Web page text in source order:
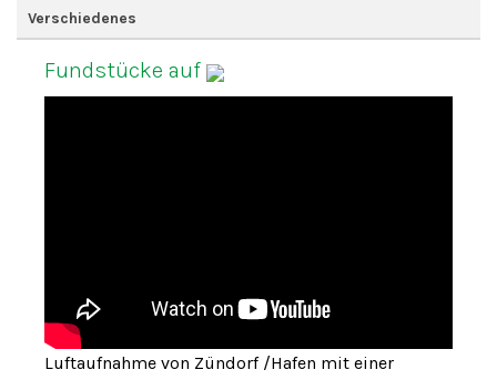
Verschiedenes
Fundstücke auf
Luftaufnahme von Zündorf /Hafen mit einer